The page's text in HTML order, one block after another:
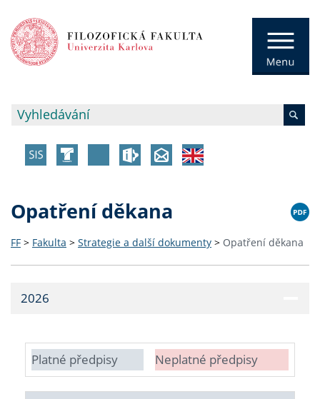
Opatření děkana
FF > Fakulta > Strategie a další dokumenty > Opatření děkana
2026
Platné předpisy Neplatné předpisy